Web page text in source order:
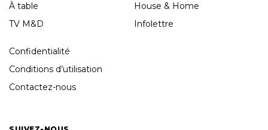
À table
TV M&D
House & Home
Infolettre
Confidentialité
Conditions d’utilisation
Contactez-nous